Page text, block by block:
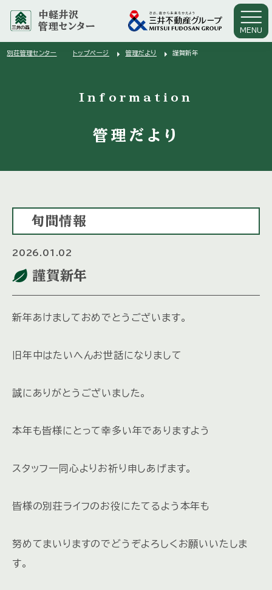
中軽井沢
管理センター
MENU
別荘管理センター トップページ arrow_right 管理だより arrow_right 謹賀新年
Information
管理だより
旬間情報
2026.01.02
謹賀新年
新年あけましておめでとうございます。
旧年中はたいへんお世話になりまして
誠にありがとうございました。
本年も皆様にとって幸多い年でありますよう
スタッフ一同心よりお祈り申しあげます。
皆様の別荘ライフのお役にたてるよう本年も
努めてまいりますのでどうぞよろしくお願いいたしま
す。